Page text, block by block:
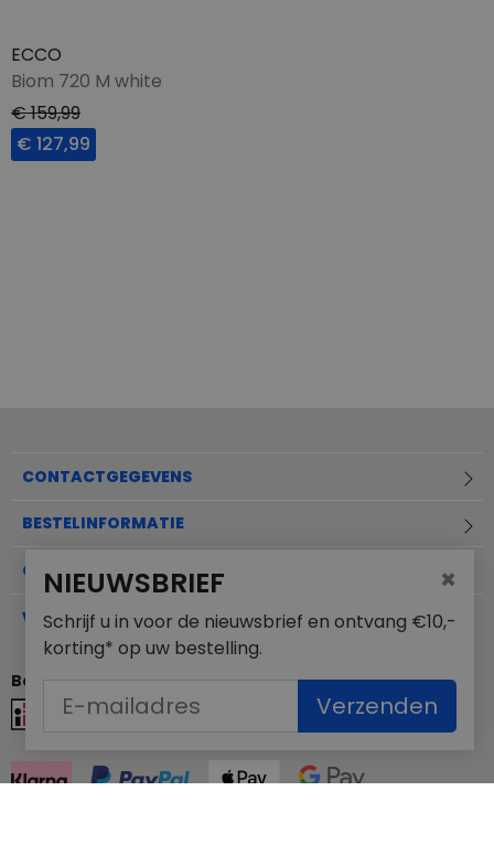
ECCO
Biom 720 M white
€ 159,99
€ 127,99
CONTACTGEGEVENS
BESTELINFORMATIE
OVER MERKSCHOENENSTUNTER.NL
VEELGESTELDE VRAGEN
Betaalmogelijkheden
×
NIEUWSBRIEF
Schrijf u in voor de nieuwsbrief en ontvang €10,-
korting* op uw bestelling.
Verzenden